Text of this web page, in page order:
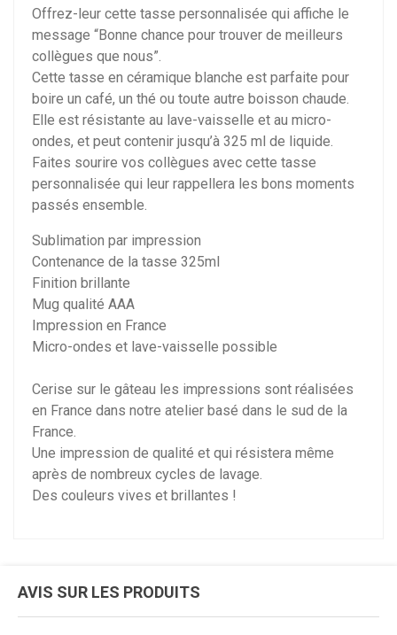
Offrez-leur cette tasse personnalisée qui affiche le
message “Bonne chance pour trouver de meilleurs
collègues que nous”.
Cette tasse en céramique blanche est parfaite pour
boire un café, un thé ou toute autre boisson chaude.
Elle est résistante au lave-vaisselle et au micro-
ondes, et peut contenir jusqu’à 325 ml de liquide.
Faites sourire vos collègues avec cette tasse
personnalisée qui leur rappellera les bons moments
passés ensemble.
Sublimation par impression
Contenance de la tasse 325ml
Finition brillante
Mug qualité AAA
Impression en France
Micro-ondes et lave-vaisselle possible
Cerise sur le gâteau les impressions sont réalisées
en France dans notre atelier basé dans le sud de la
France.
Une impression de qualité et qui résistera même
après de nombreux cycles de lavage.
Des couleurs vives et brillantes !
AVIS SUR LES PRODUITS